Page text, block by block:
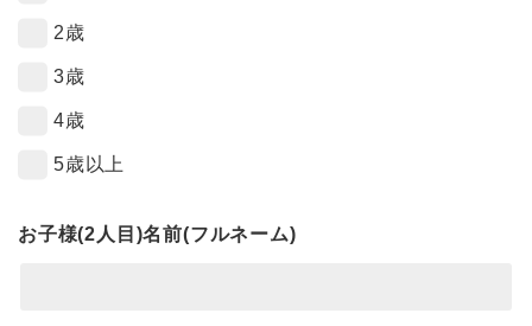
2歳
3歳
4歳
5歳以上
お子様(2人目)名前(フルネーム)